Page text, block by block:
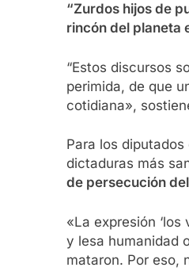
“Zurdos hijos de
rincón del planeta
“Estos discursos
perimida, de que
cotidiana»,
Para los
dictaduras más
de persecución
«La expresión
y lesa humanidad
mataron. Por eso,